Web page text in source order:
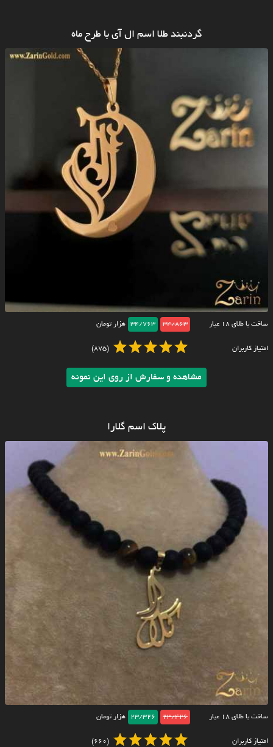
گردنبند طلا اسم ال آی با طرح ماه
ساخت با طلای ۱۸ عیار 34/863
34/763 هزار تومان
امتیاز کاربران (875)
مشاهده و سفارش از روی این نمونه
پلاک اسم گلارا
ساخت با طلای ۱۸ عیار 23/426
23/326 هزار تومان
امتیاز کاربران (660)